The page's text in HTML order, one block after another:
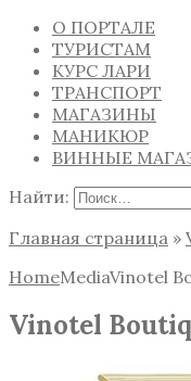
О ПОРТАЛЕ
ТУРИСТАМ
КУРС ЛАРИ
ТРАНСПОРТ
МАГАЗИНЫ
МАНИКЮР
ВИННЫЕ
Найти:
Главная страница »
HomeMediaVinotel
Vinotel